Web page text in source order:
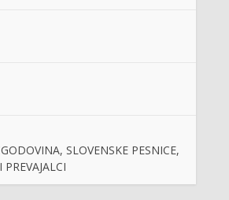
SLOVENSKE PESNICE,